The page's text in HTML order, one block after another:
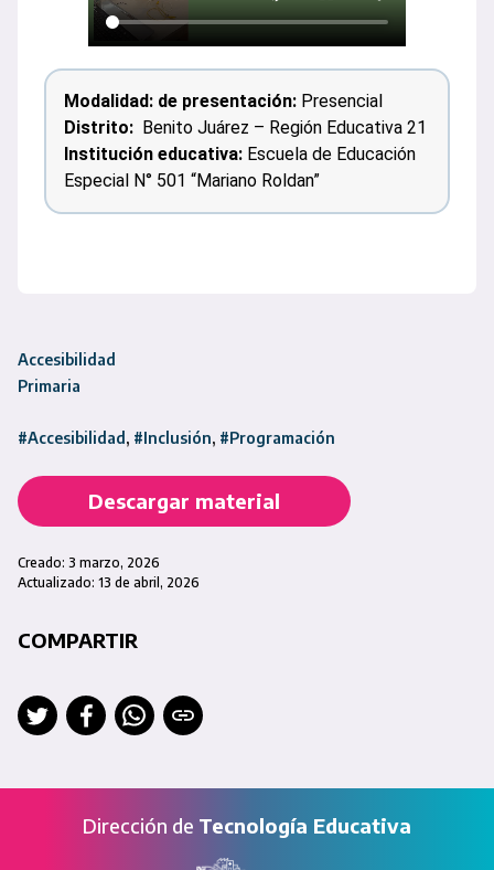
Modalidad: de presentación: Presencial
Distrito: Benito Juárez – Región Educativa 21
Institución educativa: Escuela de Educación
Especial N° 501 “Mariano Roldan”
Accesibilidad
Primaria
#Accesibilidad #Inclusión #Programación
Descargar material
Creado: 3 marzo, 2026
Actualizado: 13 de abril, 2026
COMPARTIR
Dirección de Tecnología Educativa